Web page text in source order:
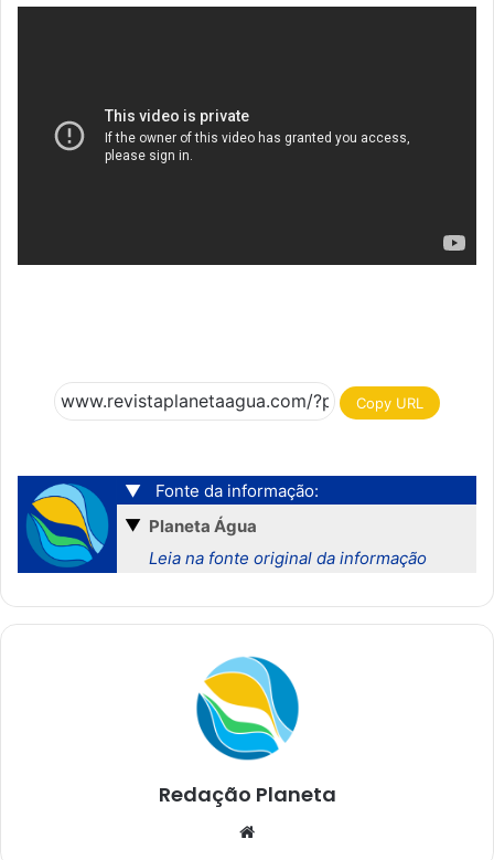
Copy URL
▼
Fonte da informação:
▼ Planeta Água
Leia na fonte original da informação
Redação Planeta